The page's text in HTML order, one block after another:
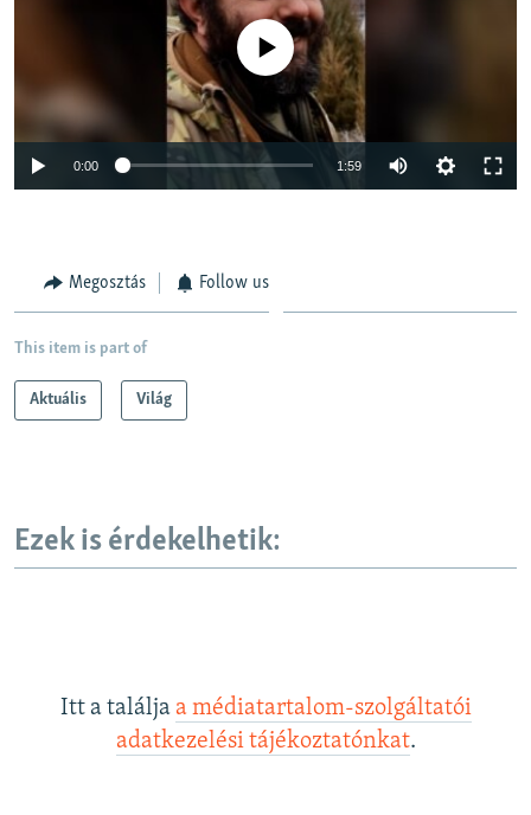
Auto 240p
Jelenleg nincs elérhető tartalom
0:00 1:59
Megosztás Follow us
This item is part of
Aktuális Világ
Ezek is érdekelhetik:
Itt a találja a médiatartalom-szolgáltatói
adatkezelési tájékoztatónkat.